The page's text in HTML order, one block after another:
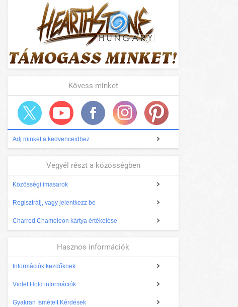
Kövess minket
Adj minket a kedvenceidhez
Vegyél részt a közösségben
Közösségi imasarok
Regisztrálj, vagy jelentkezz be
Charred Chameleon kártya értékelése
Hasznos információk
Információk kezdőknek
Violet Hold információk
Gyakran Ismételt Kérdések